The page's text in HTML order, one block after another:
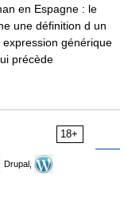
en Espagne : le
une définition d un
générique
précède
18+
Drupal,